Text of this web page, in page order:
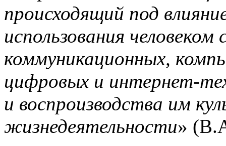
происходящий под
использования
коммуникационных,
цифровых и интернет-
и воспроизводства им
жизнедеятельности»